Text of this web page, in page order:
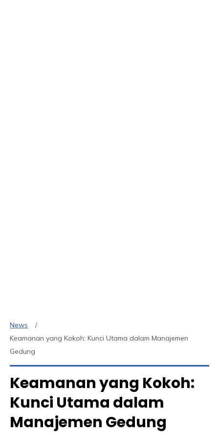
News
Keamanan yang Kokoh: Kunci Utama dalam Manajemen
Gedung
Keamanan yang Kokoh:
Kunci Utama dalam
Manajemen Gedung